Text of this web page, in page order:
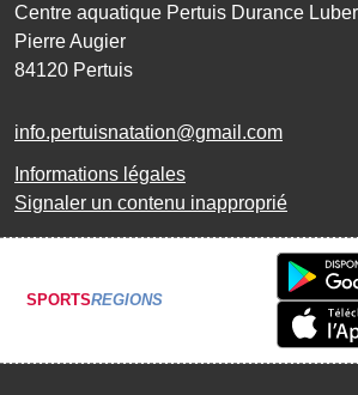
Centre aquatique Pertuis Durance
Pierre Augier
84120 Pertuis
info.pertuisnatation@gmail.com
Informations légales
Signaler un contenu inapproprié
SPORTSREGIONS